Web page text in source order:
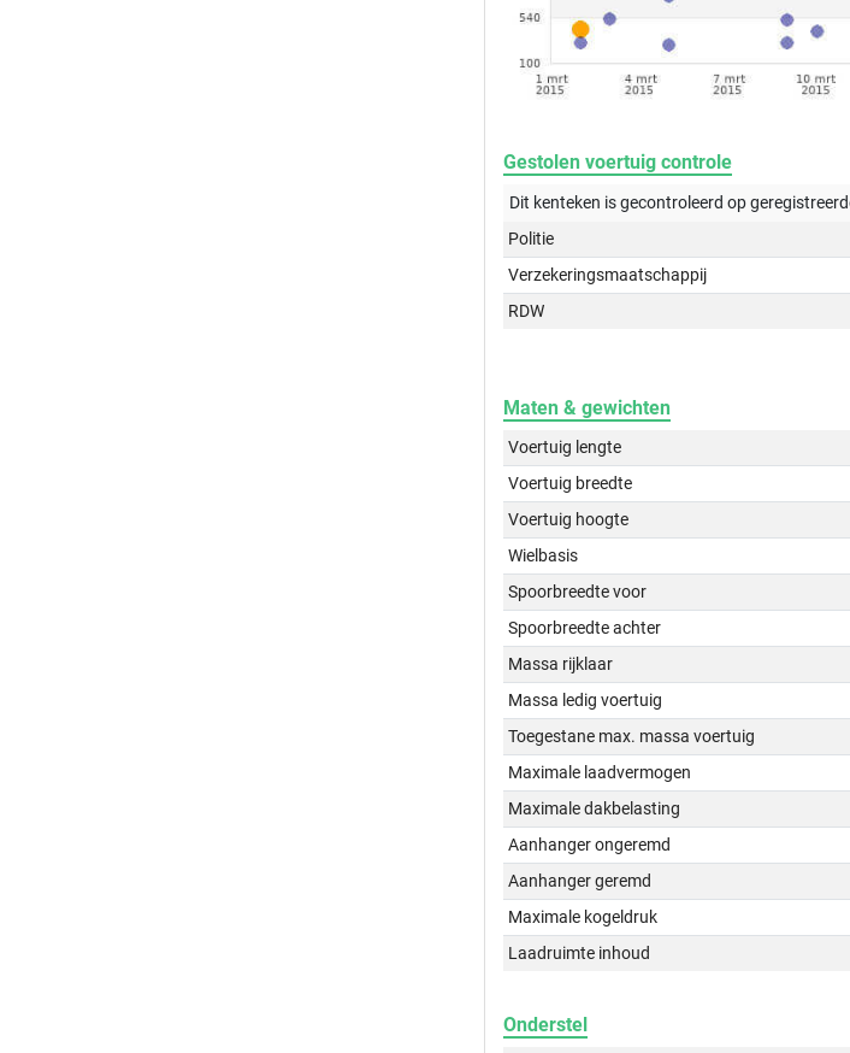
Gestolen voertuig controle
Dit kenteken is gecontroleerd op
Politie
Verzekeringsmaatschappij
RDW
Maten & gewichten
Voertuig lengte
Voertuig breedte
Voertuig hoogte
Wielbasis
Spoorbreedte voor
Spoorbreedte achter
Massa rijklaar
Massa ledig voertuig
Toegestane max. massa voertuig
Maximale laadvermogen
Maximale dakbelasting
Aanhanger ongeremd
Aanhanger geremd
Maximale kogeldruk
Laadruimte inhoud
Onderstel